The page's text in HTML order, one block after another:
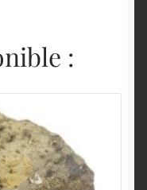
: